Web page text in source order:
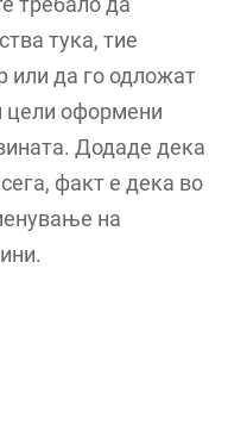
тука, тие
или да го одложат
цели оформени
Додаде дека
факт е дека во
на